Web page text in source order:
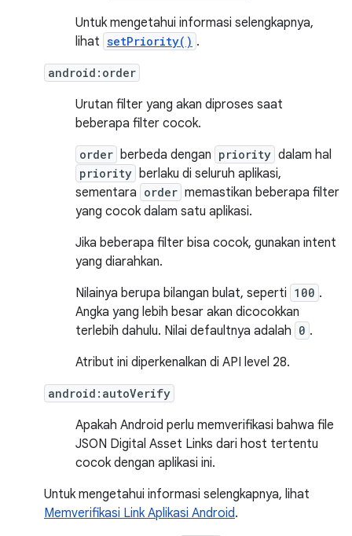
Untuk mengetahui informasi selengkapnya,
lihat setPriority() .
android:order
Urutan filter yang akan diproses saat
beberapa filter cocok.
order berbeda dengan priority dalam hal
priority berlaku di seluruh aplikasi,
sementara order memastikan beberapa filter
yang cocok dalam satu aplikasi.
Jika beberapa filter bisa cocok, gunakan intent
yang diarahkan.
Nilainya berupa bilangan bulat, seperti 100 .
Angka yang lebih besar akan dicocokkan
terlebih dahulu. Nilai defaultnya adalah 0 .
Atribut ini diperkenalkan di API level 28.
android:autoVerify
Apakah Android perlu memverifikasi bahwa file
JSON Digital Asset Links dari host tertentu
cocok dengan aplikasi ini.
Untuk mengetahui informasi selengkapnya, lihat
Memverifikasi Link Aplikasi Android.